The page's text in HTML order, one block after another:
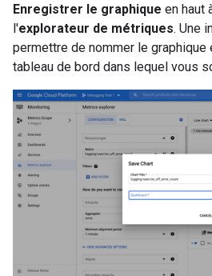
Enregistrer le graphique en haut
l'explorateur de métriques. Une
permettre de nommer le
tableau de bord dans lequel vous